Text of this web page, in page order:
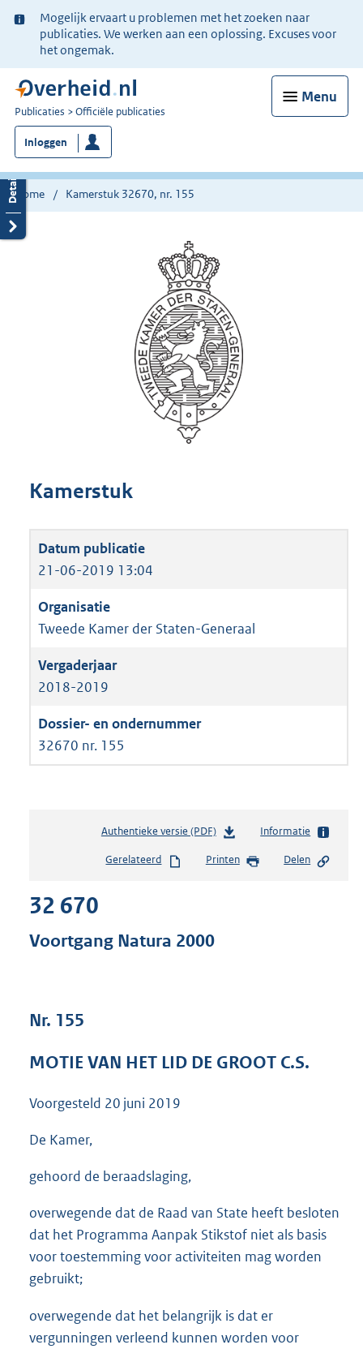
Ter
informatie:
Mogelijk ervaart u problemen met het zoeken naar
publicaties. We werken aan een oplossing. Excuses voor
het ongemak.
Menu
U
bent
nu
hier:
Publicaties Officiële publicaties
Inloggen
Home Kamerstuk 32670, nr. 155
Kamerstuk
21-06-2019 13:04
Tweede Kamer der Staten-Generaal
2018-2019
32670 nr. 155
Authentieke versie (PDF)b
s
e
Informatie
Gerelateerd Printen Delen
32 670
Voortgang Natura 2000
Nr. 155
MOTIE VAN HET LID DE GROOT C.S.
Voorgesteld 20 juni 2019
De Kamer,
gehoord de beraadslaging,
overwegende dat de Raad van State heeft besloten
dat het Programma Aanpak Stikstof niet als basis
voor toestemming voor activiteiten mag worden
gebruikt;
overwegende dat het belangrijk is dat er
vergunningen verleend kunnen worden voor